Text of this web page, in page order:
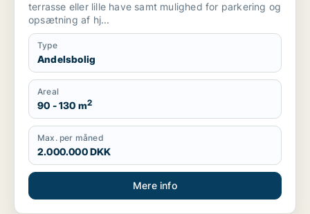
terrasse eller lille have samt mulighed for parkering og
opsætning af hj...
Type
Andelsbolig
Areal
90 - 130 m2
Max. per måned
2.000.000 DKK
Mere info